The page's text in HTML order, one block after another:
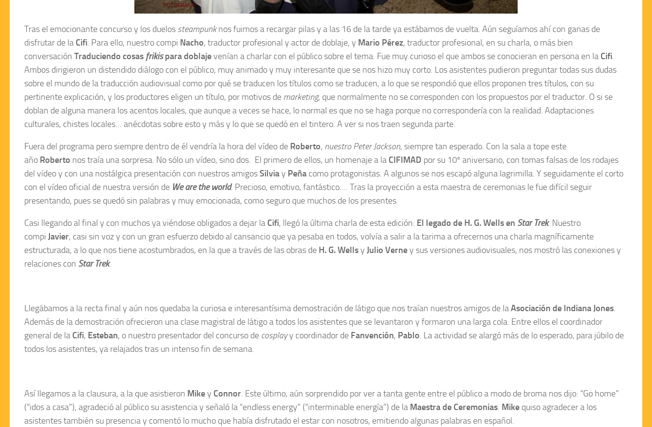
Tras el emocionante concurso y los duelos steampunknos fuimos a recargar pilas y a las 16 de la tarde ya estábamos de vuelta. Aún seguíamos ahí con ganas de
disfrutar de la Cifi. Para ello, nuestro compi Nacho, traductor profesional y actor de doblaje, y Mario Pérez, traductor profesional, en su charla, o más bien
conversación Traduciendo cosas frikispara doblajevenían a charlar con el público sobre el tema. Fue muy curioso el que ambos se conocieran en persona en la Cifi.
Ambos dirigieron un distendido diálogo con el público, muy animado y muy interesante que se nos hizo muy corto. Los asistentes pudieron preguntar todas sus dudas
sobre el mundo de la traducción audiovisual como por qué se traducen los títulos como se traducen, a lo que se respondió que ellos proponen tres títulos, con su
pertinente explicación, y los productores eligen un título, por motivos de marketing, que normalmente no se corresponden con los propuestos por el traductor. O si se
doblan de alguna manera los acentos locales, que aunque a veces se hace, lo normal es que no se haga porque no correspondería con la realidad. Adaptaciones
culturales, chistes locales… anécdotas sobre esto y más y lo que se quedó en el tintero. A ver si nos traen segunda parte.
Fuera del programa pero siempre dentro de él vendría la hora del vídeo de Roberto, nuestro Peter Jackson, siempre tan esperado. Con la sala a tope este
año Roberto nos traía una sorpresa. No sólo un vídeo, sino dos. El primero de ellos, un homenaje a la CIFIMAD por su 10º aniversario, con tomas falsas de los rodajes
del vídeo y con una nostálgica presentación con nuestros amigosSilviay Peña como protagonistas. A algunos se nos escapó alguna lagrimilla. Y seguidamente el corto
con el vídeo oficial de nuestra versión de We are the world. Precioso, emotivo, fantástico…. Tras la proyección a esta maestra de ceremonias le fue difícil seguir
presentando, pues se quedó sin palabras y muy emocionada, como seguro que muchos de los presentes.
Casi llegando al final y con muchos ya viéndose obligados a dejar la Cifi, llegó la última charla de esta edición: El legado de H. G. Wells en Star Trek. Nuestro
compi Javier, casi sin voz y con un gran esfuerzo debido al cansancio que ya pesaba en todos, volvía a salir a la tarima a ofrecernos una charla magníficamente
estructurada, a lo que nos tiene acostumbrados, en la que a través de las obras de H. G. Wellsy Julio Verney sus versiones audiovisuales, nos mostró las conexiones y
relaciones con Star Trek.
Llegábamos a la recta final y aún nos quedaba la curiosa e interesantísima demostración de látigo que nos traían nuestros amigos de laAsociación de Indiana Jones.
Además de la demostración ofrecieron una clase magistral de látigo a todos los asistentes que se levantaron y formaron una larga cola. Entre ellos el coordinador
general de la Cifi, Esteban, o nuestro presentador del concurso de cosplayy coordinador de Fanvención, Pablo. La actividad se alargó más de lo esperado, para júbilo de
todos los asistentes, ya relajados tras un intenso fin de semana.
Así llegamos a la clausura, a la que asistieron Mikey Connor. Este último, aún sorprendido por ver a tanta gente entre el público a modo de broma nos dijo: “Go home”
(“idos a casa”), agradeció al público su asistencia y señaló la “endless energy” (“interminable energía”) de la Maestra de Ceremonias. Mike quiso agradecer a los
asistentes también su presencia y comentó lo mucho que había disfrutado el estar con nosotros, emitiendo algunas palabras en español.